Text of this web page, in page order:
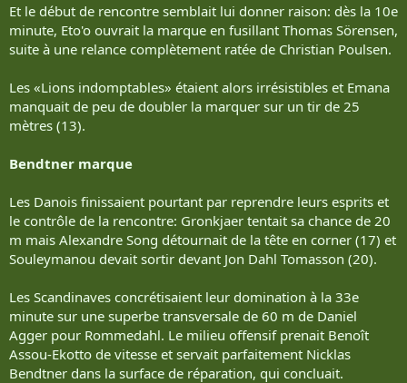
Et le début de rencontre semblait lui donner raison: dès la 10e
minute, Eto'o ouvrait la marque en fusillant Thomas Sörensen,
suite à une relance complètement ratée de Christian Poulsen.
Les «Lions indomptables» étaient alors irrésistibles et Emana
manquait de peu de doubler la marquer sur un tir de 25
mètres (13).
Bendtner marque
Les Danois finissaient pourtant par reprendre leurs esprits et
le contrôle de la rencontre: Gronkjaer tentait sa chance de 20
m mais Alexandre Song détournait de la tête en corner (17) et
Souleymanou devait sortir devant Jon Dahl Tomasson (20).
Les Scandinaves concrétisaient leur domination à la 33e
minute sur une superbe transversale de 60 m de Daniel
Agger pour Rommedahl. Le milieu offensif prenait Benoît
Assou-Ekotto de vitesse et servait parfaitement Nicklas
Bendtner dans la surface de réparation, qui concluait.